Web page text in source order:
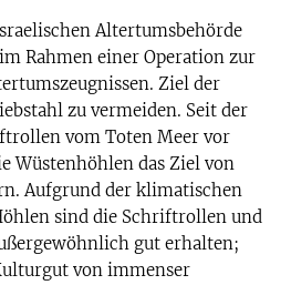
Altertumsbehörde
Rahmen einer Operation zur
Ziel der
zu vermeiden. Seit der
vom Toten Meer vor
Wüstenhöhlen das Ziel von
Aufgrund der klimatischen
sind die Schriftrollen und
gut erhalten;
von immenser